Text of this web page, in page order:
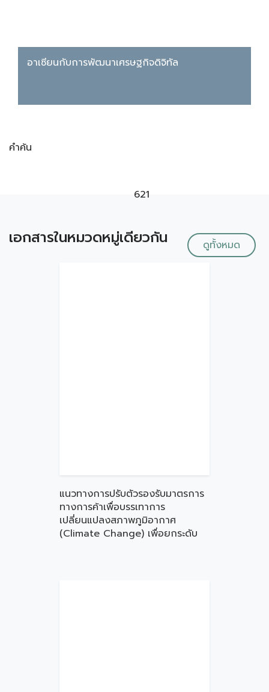
อาเซียนกับการพัฒนาเศรษฐกิจดิจิทัล
คำค้น
621
เอกสารในหมวดหมู่เดียวกัน ดูทั้งหมด
แนวทางการปรับตัวรองรับมาตรการ
ทางการค้าเพื่อบรรเทาการ
เปลี่ยนแปลงสภาพภูมิอากาศ
(Climate Change) เพื่อยกระดับ